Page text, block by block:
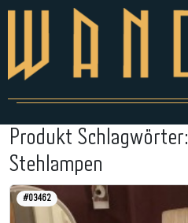
Produkt Schlagwörter:
Stehlampen
#03462